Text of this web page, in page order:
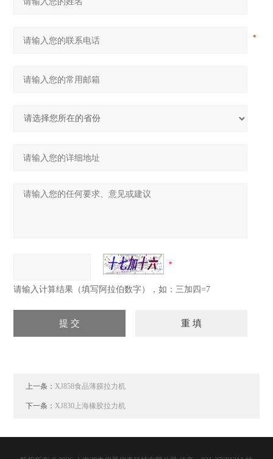
请输入计算结果（填写阿拉伯数字），如：三加四=7
上一条：XJ858食品薄膜拉力机
下一条：XJ830上海橡胶拉力机